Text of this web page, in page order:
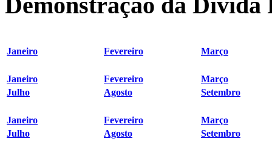
Janeiro Fevereiro Março
Janeiro Fevereiro
Março
Julho
Agosto Setembro
Janeiro Fevereiro
Março
Julho
Agosto Setembro